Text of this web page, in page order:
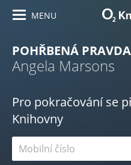
MENU
POHŘBENÁ PRAVDA
Angela Marsons
Pro pokračování se
Knihovny